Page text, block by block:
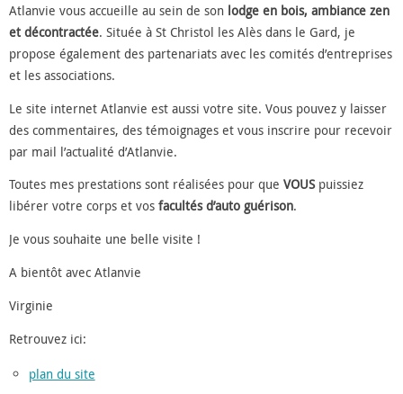
Atlanvie vous accueille au sein de son lodge en bois, ambiance zen
et décontractée. Située à St Christol les Alès dans le Gard, je
propose également des partenariats avec les comités d’entreprises
et les associations.
Le site internet Atlanvie est aussi votre site. Vous pouvez y laisser
des commentaires, des témoignages et vous inscrire pour recevoir
par mail l’actualité d’Atlanvie.
Toutes mes prestations sont réalisées pour que VOUSpuissiez
libérer votre corps et vos facultés d’auto guérison.
Je vous souhaite une belle visite !
A bientôt avec Atlanvie
Virginie
Retrouvez ici:
plan du site